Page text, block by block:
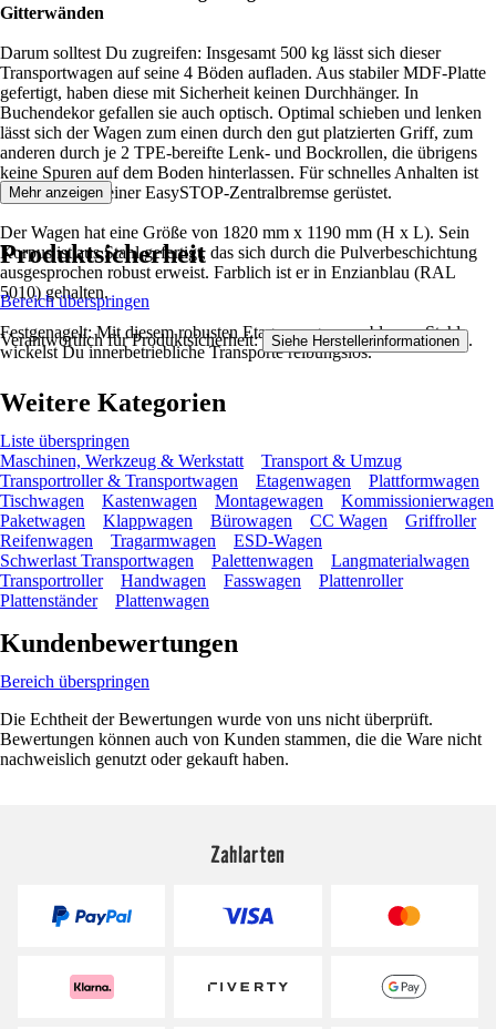
Gitterwänden
Darum solltest Du zugreifen: Insgesamt 500 kg lässt sich dieser
Transportwagen auf seine 4 Böden aufladen. Aus stabiler MDF-Platte
gefertigt, haben diese mit Sicherheit keinen Durchhänger. In
Buchendekor gefallen sie auch optisch. Optimal schieben und lenken
lässt sich der Wagen zum einen durch den gut platzierten Griff, zum
anderen durch je 2 TPE-bereifte Lenk- und Bockrollen, die übrigens
keine Spuren auf dem Boden hinterlassen. Für schnelles Anhalten ist
der Wagen mit einer EasySTOP-Zentralbremse gerüstet.
Der Wagen hat eine Größe von 1820 mm x 1190 mm (H x L). Sein
Korpus ist aus Stahl gefertigt, das sich durch die Pulverbeschichtung
ausgesprochen robust erweist. Farblich ist er in Enzianblau (RAL
5010) gehalten.
Festgenagelt: Mit diesem robusten Etagenwagen aus blauem Stahl
wickelst Du innerbetriebliche Transporte reibungslos.
Mehr anzeigen
Produktsicherheit
Bereich überspringen
Verantwortlich für Produktsicherheit: Siehe Herstellerinformationen .
Weitere Kategorien
Liste überspringen
Maschinen, Werkzeug & Werkstatt
Transport & Umzug
Transportroller & Transportwagen
Etagenwagen
Plattformwagen
Tischwagen
Kastenwagen Montagewagen
Kommissionierwagen
Paketwagen
Klappwagen Bürowagen CC Wagen
Griffroller
Reifenwagen
Tragarmwagen
ESD-Wagen
Schwerlast Transportwagen
Palettenwagen
Langmaterialwagen
Transportroller
Handwagen Fasswagen
Plattenroller
Plattenständer
Plattenwagen
Kundenbewertungen
Bereich überspringen
Die Echtheit der Bewertungen wurde von uns nicht überprüft.
Bewertungen können auch von Kunden stammen, die die Ware nicht
nachweislich genutzt oder gekauft haben.
Zahlarten